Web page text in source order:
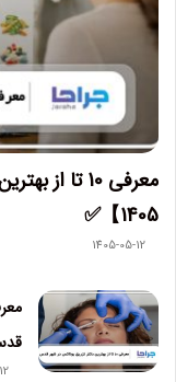
معرفی 10 تا
1405】✅
1405-05-12